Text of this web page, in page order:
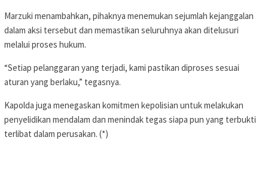
Marzuki menambahkan, pihaknya menemukan sejumlah kejanggalan
dalam aksi tersebut dan memastikan seluruhnya akan ditelusuri
melalui proses hukum.
“Setiap pelanggaran yang terjadi, kami pastikan diproses sesuai
aturan yang berlaku,” tegasnya.
Kapolda juga menegaskan komitmen kepolisian untuk melakukan
penyelidikan mendalam dan menindak tegas siapa pun yang terbukti
terlibat dalam perusakan. (*)